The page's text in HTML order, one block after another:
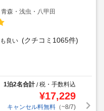
森・浅虫・八甲田
良い (クチコミ1065件)
1泊2名合計/税・手数料込
¥17,229
キャンセル料無料（~8/7)